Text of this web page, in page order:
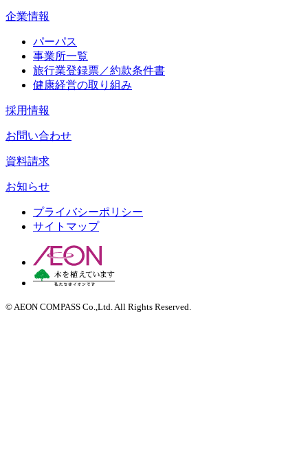
企業情報
パーパス
事業所一覧
旅行業登録票／約款条件書
健康経営の取り組み
採用情報
お問い合わせ
資料請求
お知らせ
プライバシーポリシー
サイトマップ
© AEON COMPASS Co.,Ltd. All Rights Reserved.